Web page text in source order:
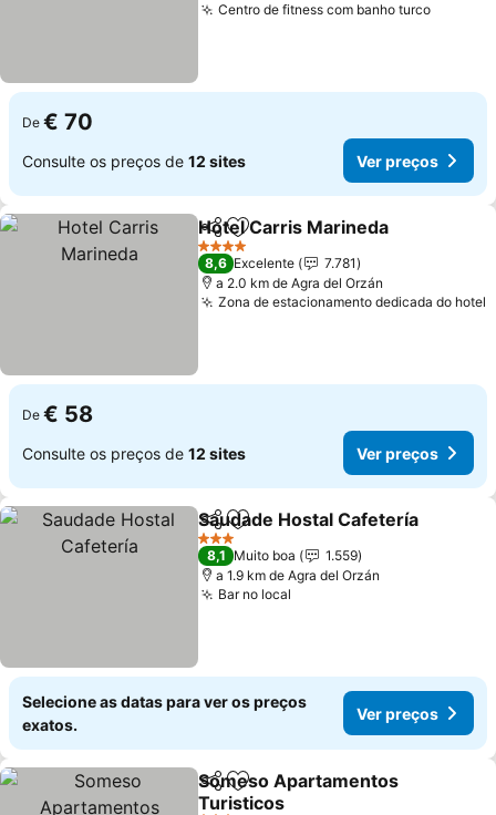
Centro de fitness com banho turco
De € 70
Consulte os preços de 12 sites Ver preços
PartilharAdicionar aos favoritos
Hotel Carris Marineda
4 Estrelas
8,6 Excelente
7.781
a 2.0 km de Agra del Orzán
Zona de estacionamento dedicada do hotel
De € 58
Consulte os preços de 12 sites Ver preços
PartilharAdicionar aos favoritos
Saudade Hostal Cafetería
3 Estrelas
8,1 Muito boa
1.559
a 1.9 km de Agra del Orzán
Bar no local
Selecione as datas para ver os preços
exatos.
Ver preços
PartilharAdicionar aos favoritos
Someso Apartamentos
Turisticos